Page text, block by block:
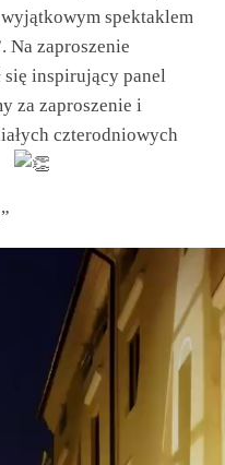
spektaklem
Na zaproszenie
się inspirujący panel
za zaproszenie i
czterodniowych